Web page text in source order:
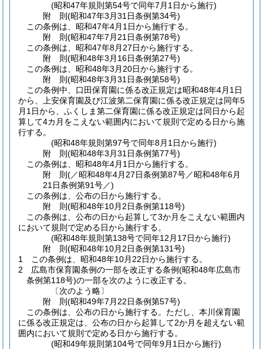
(昭和47年規則第54号で同年7月1日から施行)
附 則(昭和47年3月31日条例第34号)
この条例は、昭和47年4月1日から施行する。
附 則(昭和47年7月21日条例第78号)
この条例は、昭和47年8月27日から施行する。
附 則(昭和48年3月16日条例第27号)
この条例は、昭和48年3月20日から施行する。
附 則(昭和48年3月31日条例第58号)
この条例中、口田保育園に係る改正規定は昭和48年4月1日
から、上安保育園及び江波第二保育園に係る改正規定は同年5
月1日から、ふくしま第二保育園に係る改正規定は同日から起
算して4カ月をこえない範囲内において規則で定める日から施
行する。
(昭和48年規則第97号で同年8月1日から施行)
附 則(昭和48年3月31日条例第77号)
この条例は、昭和48年4月1日から施行する。
附 則(／昭和48年4月27日条例第87号／昭和48年6月
21日条例第91号／)
この条例は、公布の日から施行する。
附 則(昭和48年10月2日条例第118号)
この条例は、公布の日から起算して3か月をこえない範囲内
において規則で定める日から施行する。
(昭和48年規則第138号で同年12月17日から施行)
附 則(昭和48年10月2日条例第131号)
1
この条例は、昭和48年10月22日から施行する。
2
広島市保育園条例の一部を改正する条例(昭和48年広島市
条例第118号)の一部を次のように改正する。
〔次のよう略〕
附 則(昭和49年7月22日条例第57号)
この条例は、公布の日から施行する。 ただし、本川保育園
に係る改正規定は、公布の日から起算して2か月を超えない範
囲内において規則で定める日から施行する。
(昭和49年規則第104号で同年9月1日から施行)